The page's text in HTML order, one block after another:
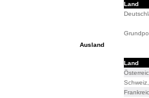
Land
Ausland
Land